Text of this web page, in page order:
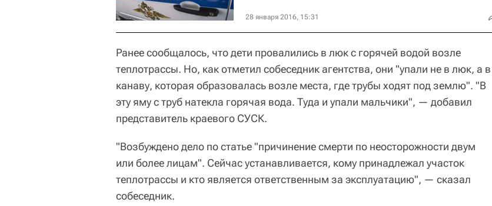
28 января 2016, 15:31
Ранее сообщалось, что дети провалились в люк с горячей водой возле
теплотрассы. Но, как отметил собеседник агентства, они "упали не в люк, а в
канаву, которая образовалась возле места, где трубы ходят под землю". "В
эту яму с труб натекла горячая вода. Туда и упали мальчики", — добавил
представитель краевого СУСК.
"Возбуждено дело по статье "причинение смерти по неосторожности двум
или более лицам". Сейчас устанавливается, кому принадлежал участок
теплотрассы и кто является ответственным за эксплуатацию", — сказал
собеседник.